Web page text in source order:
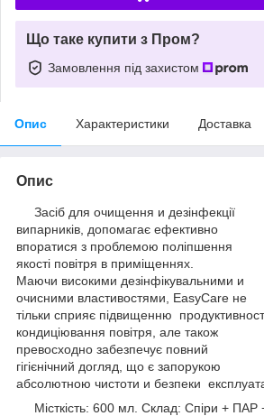
Що таке купити з Пром?
Замовлення під захистом
Опис Характеристики Доставка
Опис
Засіб для очищення и дезінфекції
випарників, допомагає ефективно
впоратися з проблемою поліпшення
якості повітря в приміщеннях.
Маючи високими дезінфікувальними и
очисними властивостями, EasyCare не
тільки сприяє підвищенню
кондиціювання повітря, але також
превосходно забезпечує повний
гігієнічний догляд, що є запорукою
абсолютною чистоти и безпеки
Місткість: 600 мл. Склад: Спіри + ПАР